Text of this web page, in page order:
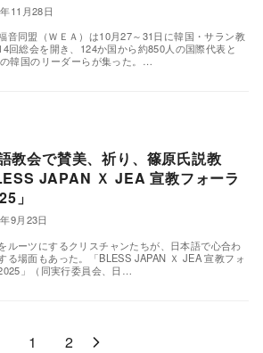
11月28日
音同盟（ＷＥＡ）は10月27～31日に韓国・サラン教
回総会を開き、124か国から約850人の国際代表と
韓国のリーダーらが集った。…
教会で賛美、祈り、篠原氏説教
JAPAN Ｘ JEA 宣教フォーラ
」
9月23日
ルーツにするクリスチャンたちが、日本語で心合わ
る場面もあった。「BLESS JAPAN Ｘ JEA 宣教フォ
」（同実行委員会、日…
1 2